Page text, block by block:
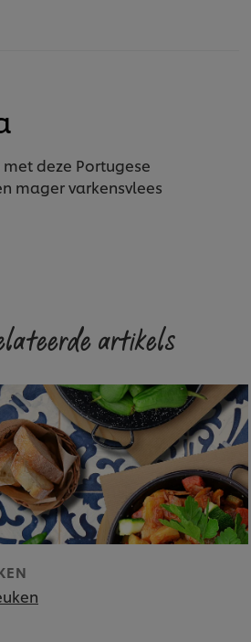
deze Portugese
mager varkensvlees
artikels